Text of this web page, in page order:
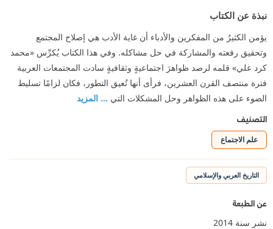
نبذة عن الكتاب
يؤمن الكثيرُ من المفكرين والأدباء أن غاية الأدب هي إصلاح المجتمع
وتحقيق رفعته والمشاركة في حل مشاكله. وفي هذا الكتاب يُكرِّس «محمد
كرد علي» قلمه لرصد ظواهرَ اجتماعيةٍ وثقافيةٍ سادت المجتمعات العربية
فترة منتصف القرن العشرين، فرأى أنها تُعيق التطور، فكان لزامًا تسليط
الضوء على هذه الظواهر وحل المشكلات التي ... المزيد
التصنيف
علم الاجتماع
التاريخ العربي والإسلامي
عن الطبعة
نشر سنة 2014